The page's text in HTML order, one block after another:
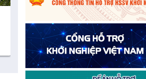
Cà phê đặc sản Việt Nam
100% Robusta
2025: Khơi thông mọi nguồn lực cho
Đắk Lắk xây dựng kịch bản tăng
trưởng kinh tế - xã hội năm 2025 đạt
8% trở lên